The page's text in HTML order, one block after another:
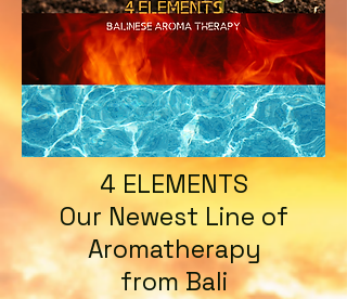
4 ELEMENTS
Our Newest Line of
Aromatherapy
from Bali